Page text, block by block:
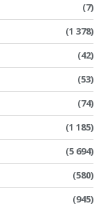
(7)
(1 378)
(42)
(53)
(74)
(1 185)
(5 694)
(580)
(945)